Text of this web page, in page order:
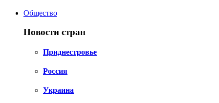
Общество
Новости стран
Приднестровье
Россия
Украина